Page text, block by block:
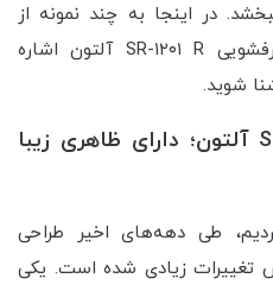
در اینجا به چند نمونه از
ویژگی‌ها و امکانات سینک ظرفشویی SR-۱۲۰۱ R آلتون اشاره
شوید.
سینک ظرفشویی SR-۱۲۰۱ R آلتون؛ دارای ظاهری زیبا
طی دهه‌های اخیر طراحی
زیادی شده است. یکی